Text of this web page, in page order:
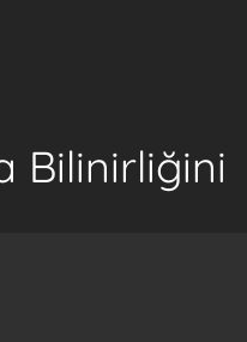
Bilinirliğini